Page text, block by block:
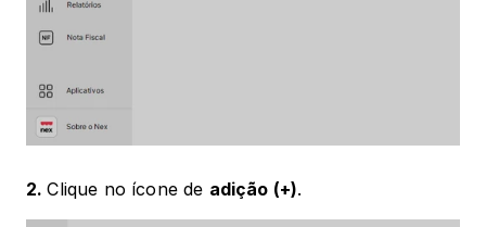
2. Clique no ícone de adição (+).